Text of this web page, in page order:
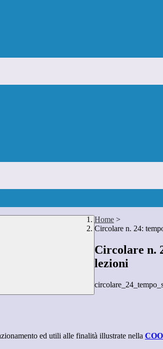
Home >
Circolare n. 24:
Circolare n.
lezioni
ed utili alle finalità illustrate nella